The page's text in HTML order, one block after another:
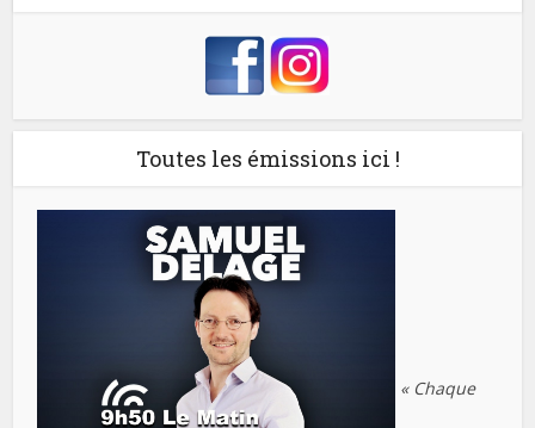
Toutes les émissions ici !
« Chaque